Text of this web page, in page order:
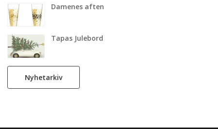
Damenes aften
Tapas Julebord
Nyhetarkiv